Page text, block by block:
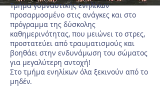
Τμήμα γυμναστικής ενηλίκων
προσαρμοσμένο στις ανάγκες και στο
πρόγραμμα της δύσκολης
καθημερινότητας, που μειώνει το στρες,
προστατεύει από τραυματισμούς και
βοηθάει στην ενδυνάμωση του σώματος
για μεγαλύτερη αντοχή!
Στο τμήμα ενηλίκων όλα ξεκινούν από το
μηδέν.